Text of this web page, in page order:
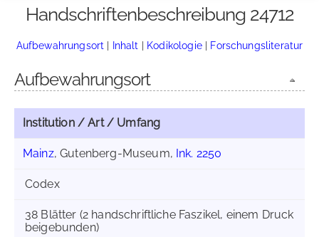
Handschriftenbeschreibung 24712
Aufbewahrungsort | Inhalt | Kodikologie| Forschungsliteratur
Aufbewahrungsort
Institution / Art / Umfang
Mainz, Gutenberg-Museum, Ink. 2250
Codex
38 Blätter (2 handschriftliche Faszikel, einem Druck
beigebunden)